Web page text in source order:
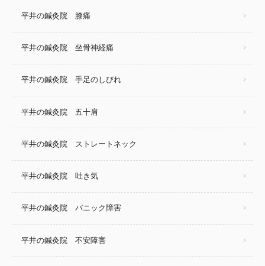
平井の鍼灸院 膝痛
平井の鍼灸院 坐骨神経痛
平井の鍼灸院 手足のしびれ
平井の鍼灸院 五十肩
平井の鍼灸院 ストレートネック
平井の鍼灸院 吐き気
平井の鍼灸院 パニック障害
平井の鍼灸院 不安障害